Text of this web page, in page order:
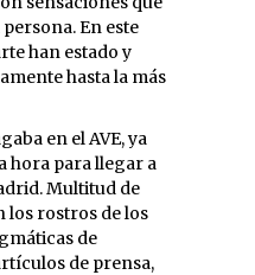
En este
han estado y
hasta la más
en el AVE, ya
hora para llegar a
Multitud de
los rostros de los
de
de prensa,